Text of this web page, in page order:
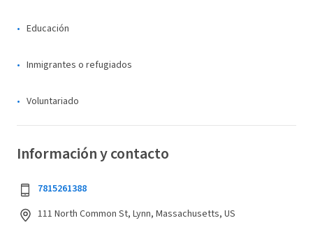
Educación
Inmigrantes o refugiados
Voluntariado
Información y contacto
7815261388
111 North Common St, Lynn, Massachusetts, US